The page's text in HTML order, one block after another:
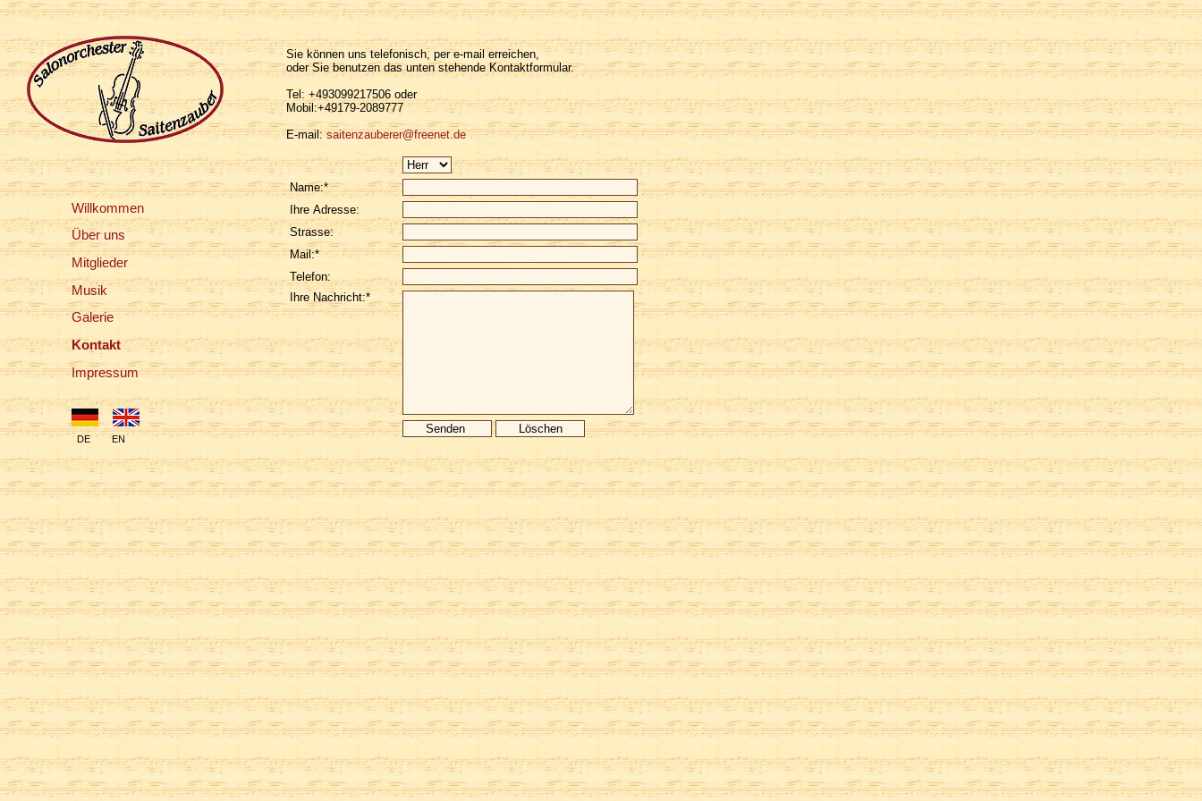
Willkommen
Über uns
Mitglieder
Musik
Galerie
Kontakt
Impressum
DE EN
Sie können uns telefonisch, per e-mail erreichen,
oder Sie benutzen das unten stehende Kontaktformular.
Tel: +493099217506 oder
Mobil:+49179-2089777
E-mail:saitenzauberer@freenet.de
Name:*
Ihre Adresse:
Strasse:
Mail:*
Telefon:
Ihre Nachricht:*